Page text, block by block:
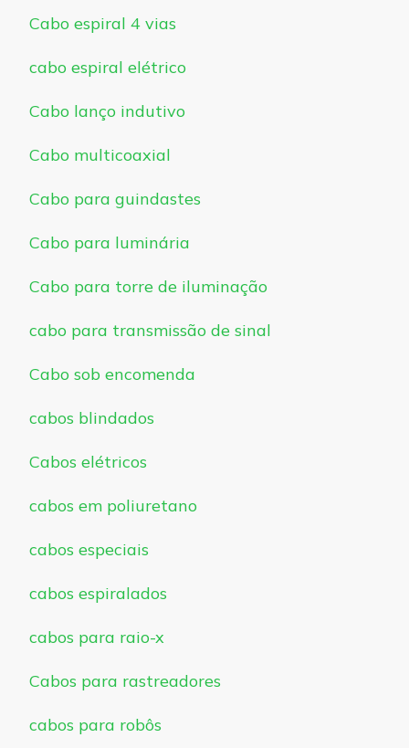
Cabo espiral 4 vias
cabo espiral elétrico
Cabo lanço indutivo
Cabo multicoaxial
Cabo para guindastes
Cabo para luminária
Cabo para torre de iluminação
cabo para transmissão de sinal
Cabo sob encomenda
cabos blindados
Cabos elétricos
cabos em poliuretano
cabos especiais
cabos espiralados
cabos para raio-x
Cabos para rastreadores
cabos para robôs